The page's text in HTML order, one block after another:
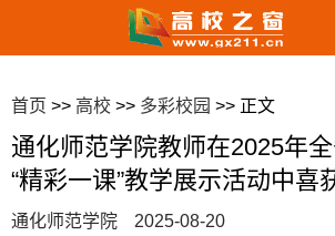
首页 >> 高校 >> 多彩校园 >> 正文
通化师范学院教师在2025年
“精彩一课”教学展示活动中喜
通化师范学院 2025-08-20